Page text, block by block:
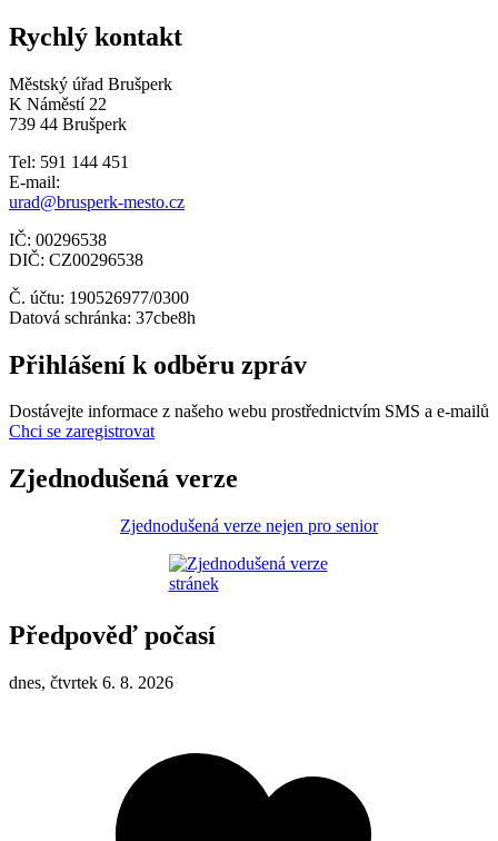
Rychlý kontakt
Městský úřad Brušperk
K Náměstí 22
739 44 Brušperk
Tel: 591 144 451
E-mail:
urad@brusperk-mesto.cz
IČ: 00296538
DIČ: CZ00296538
Č. účtu: 190526977/0300
Datová schránka: 37cbe8h
Přihlášení k odběru zpráv
Dostávejte informace z našeho webu prostřednictvím SMS a e-mailů
Chci se zaregistrovat
Zjednodušená verze
Zjednodušená verze nejen pro senior
Předpověď počasí
dnes, čtvrtek 6. 8. 2026